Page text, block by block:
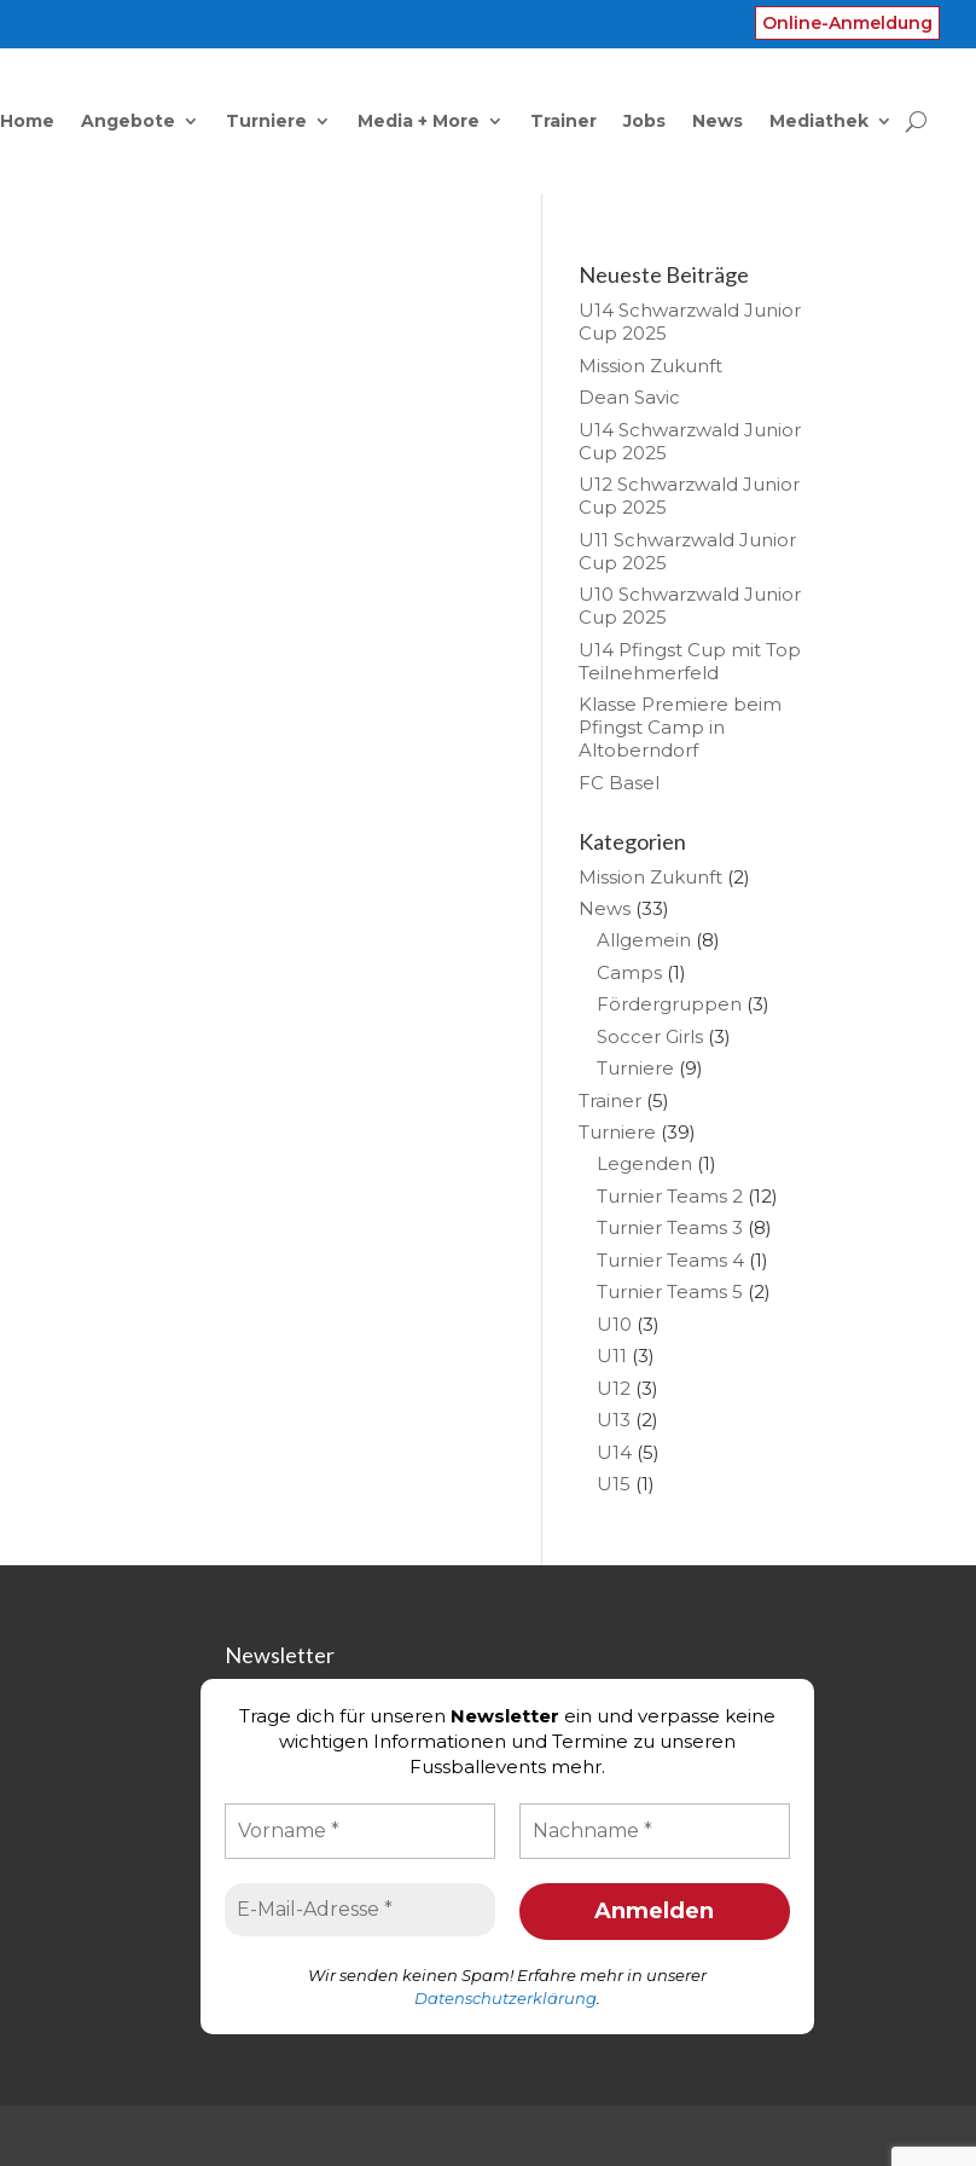
Online-Anmeldung
Home Angebote Turniere Media + More Trainer Jobs News Mediathek
Neueste Beiträge
U14 Schwarzwald Junior
Cup 2025
Mission Zukunft
Dean Savic
U14 Schwarzwald Junior
Cup 2025
U12 Schwarzwald Junior
Cup 2025
U11 Schwarzwald Junior
Cup 2025
U10 Schwarzwald Junior
Cup 2025
U14 Pfingst Cup mit Top
Teilnehmerfeld
Klasse Premiere beim
Pfingst Camp in
Altoberndorf
FC Basel
Kategorien
Mission Zukunft (2)
News (33)
Allgemein (8)
Camps (1)
Fördergruppen (3)
Soccer Girls (3)
Turniere (9)
Trainer (5)
Turniere (39)
Legenden (1)
Turnier Teams 2 (12)
Turnier Teams 3 (8)
Turnier Teams 4 (1)
Turnier Teams 5 (2)
U10 (3)
U11 (3)
U12 (3)
U13 (2)
U14 (5)
U15 (1)
Newsletter
Trage dich für unseren Newsletter ein und verpasse keine
wichtigen Informationen und Termine zu unseren
Fussballevents mehr.
Wir senden keinen Spam! Erfahre mehr in unserer
Datenschutzerklärung.